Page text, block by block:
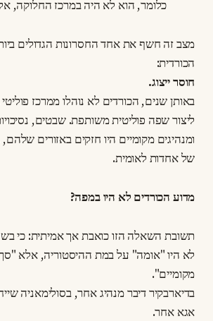
כלומר, הוא לא היה במרכז החלוקה,
מצב זה חשף את אחד החסרונות הגדולים
הכורדית:
חוסר ייצוג.
באותן שנים, הכורדים לא נוהלו ממרכז
ליצור שפה פוליטית משותפת. שבטים,
ומנהיגים מקומיים היו חזקים באזורים
של אחדות לאומית.
מדוע הכורדים לא היו במפה?
לא היו "אומה" על במת ההיסטוריה, אלא
מקומיים".
בדיארבקיר דיבר מנהיג אחר, בסולימאניה
אגא אחר.